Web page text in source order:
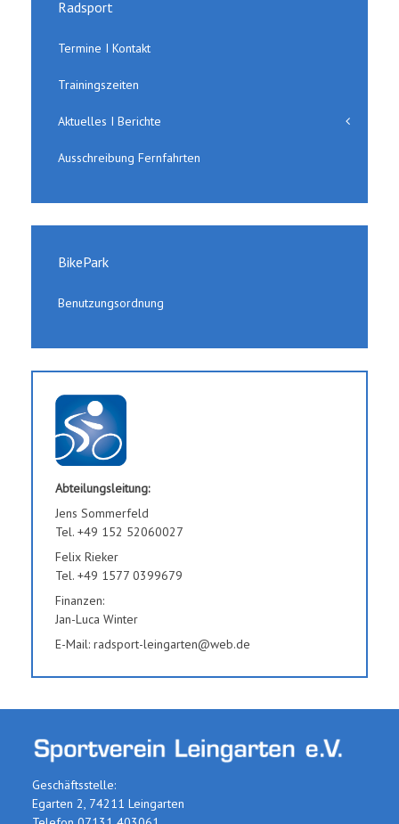
Radsport
Termine I Kontakt
Trainingszeiten
Aktuelles I Berichte
Ausschreibung Fernfahrten
BikePark
Benutzungsordnung
Abteilungsleitung:
Jens Sommerfeld
Tel. +49 152 52060027
Felix Rieker
Tel. +49 1577 0399679
Finanzen:
Jan-Luca Winter
E-Mail: radsport-leingarten@web.de
Geschäftsstelle:
Egarten 2, 74211 Leingarten